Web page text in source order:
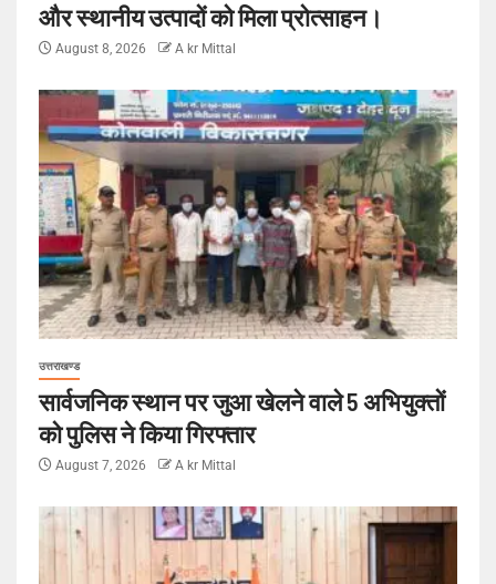
और स्थानीय उत्पादों को मिला प्रोत्साहन।
August 8, 2026 A kr Mittal
उत्तराखण्ड
सार्वजनिक स्थान पर जुआ खेलने वाले 5 अभियुक्तों
को पुलिस ने किया गिरफ्तार
August 7, 2026 A kr Mittal